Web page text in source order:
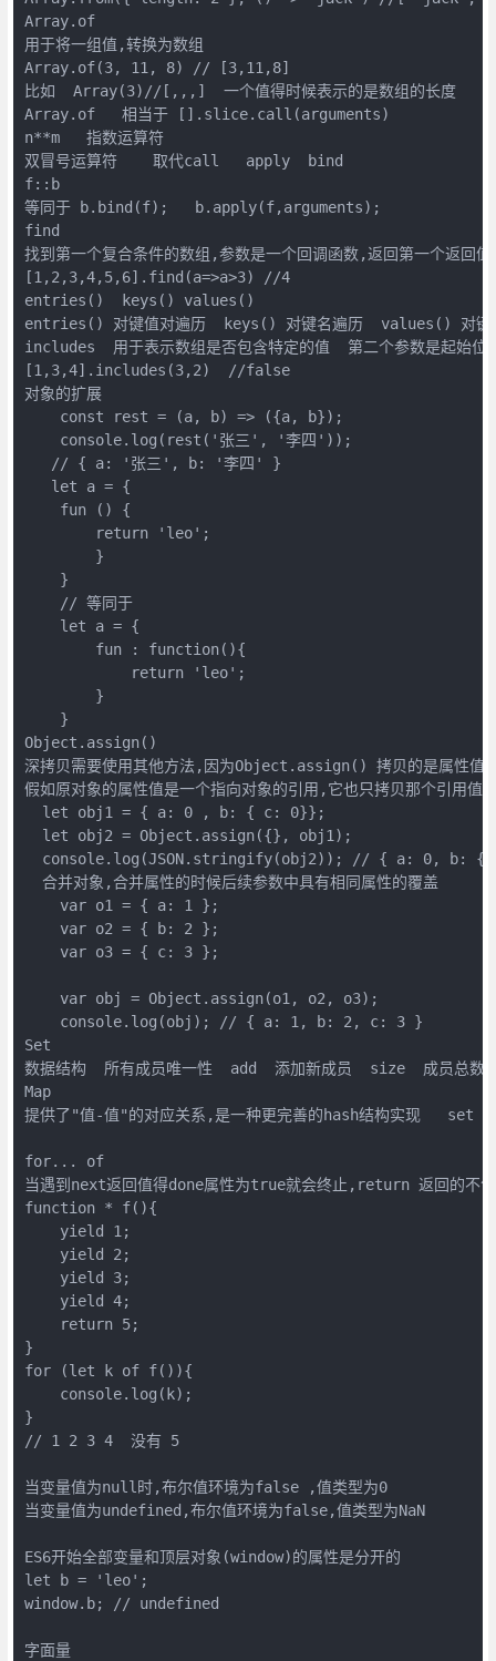
Array.of
用于将一组值,转换为数组
Array.of(3, 11, 8) // [3,11,8]
比如  Array(3)//[,,,]  一个值得时候表示的是数组的长度
Array.of   相当于 [].slice.call(arguments)
n**m   指数运算符
双冒号运算符    取代call   apply  bind
f::b
等同于 b.bind(f);   b.apply(f,arguments);
find
找到第一个复合条件的数组,参数是一个回调函数,返回第一个返回
[1,2,3,4,5,6].find(a=>a>3) //4
entries()  keys() values()
entries() 对键值对遍历  keys() 对键名遍历  values() 对键
includes  用于表示数组是否包含特定的值  第二个参数是起始位
[1,3,4].includes(3,2)  //false
对象的扩展
    const rest = (a, b) => ({a, b});
    console.log(rest('张三', '李四'));
   // { a: '张三', b: '李四' }
   let a = {
    fun () {
        return 'leo';
        }
    }
    // 等同于
    let a = {
        fun : function(){
            return 'leo';
        }
    }
Object.assign()
深拷贝需要使用其他方法,因为Object.assign() 拷贝的是属性值,
假如原对象的属性值是一个指向对象的引用,它也只拷贝那个引用值
  let obj1 = { a: 0 , b: { c: 0}};
  let obj2 = Object.assign({}, obj1);
console.log(JSON.stringify(obj2)); // { a: 0, b: {
  合并对象,合并属性的时候后续参数中具有相同属性的覆盖
    var o1 = { a: 1 };
    var o2 = { b: 2 };
    var o3 = { c: 3 };
    var obj = Object.assign(o1, o2, o3);
    console.log(obj); // { a: 1, b: 2, c: 3 }
Set
数据结构  所有成员唯一性  add  添加新成员  size  成员
Map
提供了"值-值"的对应关系,是一种更完善的hash结构实现
for... of
当遇到next返回值得done属性为true就会终止,return 返回的
function * f(){
    yield 1;
    yield 2;
    yield 3;
    yield 4;
    return 5;
}
for (let k of f()){
    console.log(k);
}
// 1 2 3 4  没有 5
当变量值为null时,布尔值环境为false ,值类型为0
当变量值为undefined,布尔值环境为false,值类型为NaN
ES6开始全部变量和顶层对象(window)的属性是分开的
let b = 'leo';
window.b; // undefined
字面量